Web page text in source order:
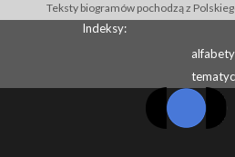
Teksty biogramów pochodzą z
Indeksy: